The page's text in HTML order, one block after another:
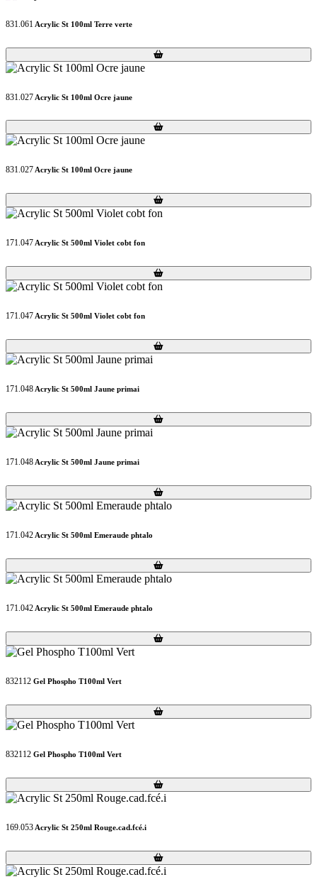
831.061 Acrylic St 100ml Terre verte
Loading...
Loading...
831.027 Acrylic St 100ml Ocre jaune
Loading...
Loading...
831.027Acrylic St 100ml Ocre jaune
Loading...
Loading...
171.047 Acrylic St 500ml Violet cobt fon
Loading...
Loading...
171.047 Acrylic St 500ml Violet cobt fon
Loading...
Loading...
171.048 Acrylic St 500ml Jaune primai
Loading...
Loading...
171.048 Acrylic St 500ml Jaune primai
Loading...
Loading...
171.042 Acrylic St 500ml Emeraude phtalo
Loading...
Loading...
171.042 Acrylic St 500ml Emeraude phtalo
Loading...
Loading...
832112 Gel Phospho T100ml Vert
Loading...
Loading...
832112 Gel Phospho T100ml Vert
Loading...
Loading...
169.053 Acrylic St 250ml Rouge.cad.fcé.i
Loading...
Loading...